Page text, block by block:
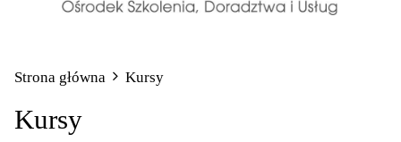
Strona główna Kursy
Kursy